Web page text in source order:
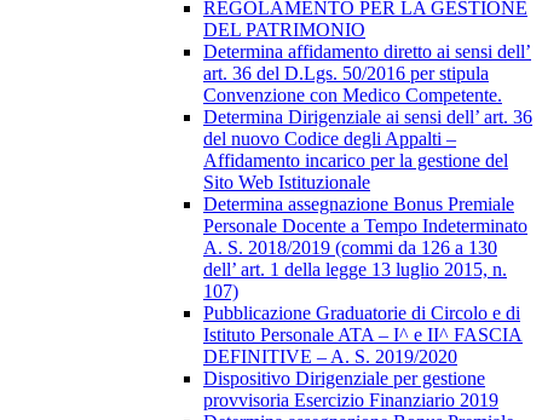
REGOLAMENTO PER LA GESTIONE
DEL PATRIMONIO
Determina affidamento diretto ai sensi dell’
art. 36 del D.Lgs. 50/2016 per stipula
Convenzione con Medico Competente.
Determina Dirigenziale ai sensi dell’ art. 36
del nuovo Codice degli Appalti –
Affidamento incarico per la gestione del
Sito Web Istituzionale
Determina assegnazione Bonus Premiale
Personale Docente a Tempo Indeterminato
A. S. 2018/2019 (commi da 126 a 130
dell’ art. 1 della legge 13 luglio 2015, n.
107)
Pubblicazione Graduatorie di Circolo e di
Istituto Personale ATA – I^ e II^ FASCIA
DEFINITIVE – A. S. 2019/2020
Dispositivo Dirigenziale per gestione
provvisoria Esercizio Finanziario 2019